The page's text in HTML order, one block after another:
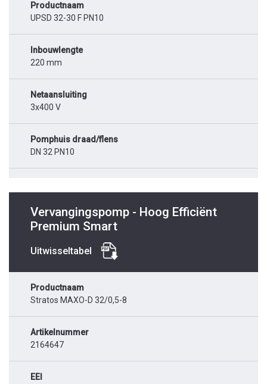
Productnaam
UPSD 32-30 F PN10
Inbouwlengte
220 mm
Netaansluiting
3x400 V
Pomphuis draad/flens
DN 32 PN10
Vervangingspomp - Hoog Efficiënt
Premium Smart
Uitwisseltabel
Productnaam
Stratos MAXO-D 32/0,5-8
Artikelnummer
2164647
EEI